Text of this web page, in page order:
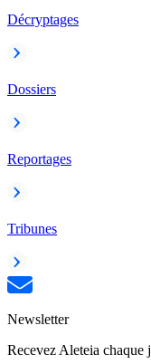
Décryptages
Dossiers
Reportages
Tribunes
Newsletter
Recevez Aleteia chaque